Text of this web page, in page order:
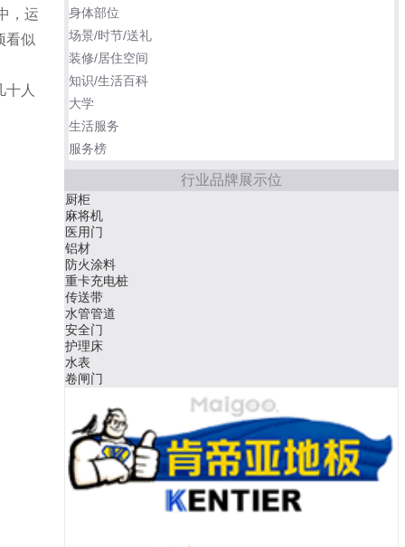
，运
看似
人
身体部位
场景/时节/送礼
装修/居住空间
知识/生活百科
大学
生活服务
服务榜
行业品牌展示位
厨柜
麻将机
医用门
铝材
防火涂料
重卡充电桩
传送带
水管管道
安全门
护理床
水表
卷闸门